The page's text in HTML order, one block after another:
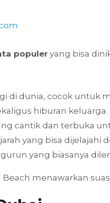
populeryang bisa
di dunia, cocok untuk
hiburan keluarga.
cantik dan terbuka
yang bisa dijelajahi
yang biasanya
menawarkan